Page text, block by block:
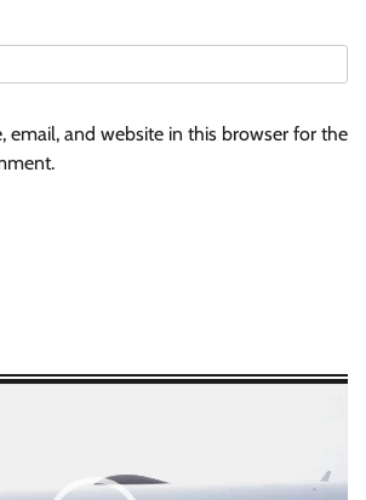
email, and website in this browser for the